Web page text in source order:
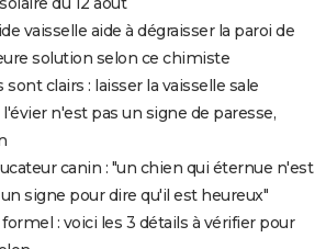
vaisselle aide à dégraisser la paroi de
solution selon ce chimiste
sont clairs : laisser la vaisselle sale
n'est pas un signe de paresse,
canin : "un chien qui éternue n'est
signe pour dire qu'il est heureux"
: voici les 3 détails à vérifier pour